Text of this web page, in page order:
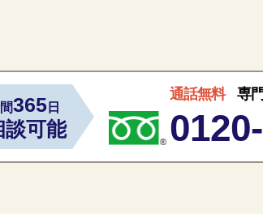
365日
談可能
通話無料 専